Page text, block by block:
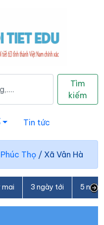
Tìm
kiếm
Tin tức
Thọ / Xã Vân Hà
mai 3 ngày tới 5